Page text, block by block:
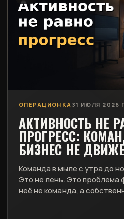
ОПЕРАЦИОНКА 31 ИЮЛЯ 2026
АКТИВНОСТЬ НЕ
ПРОГРЕСС:
БИЗНЕС НЕ
Команда в мыле с утра до
Это не лень. Это проблема
неё не команда, а